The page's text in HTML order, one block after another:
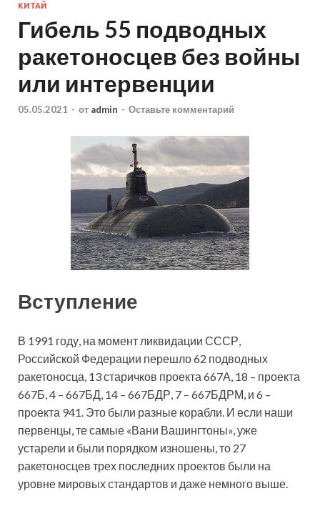
КИТАЙ
Гибель 55 подводных
ракетоносцев без войны
или интервенции
05.05.2021 - от admin - Оставьте комментарий
Вступление
В 1991 году, на момент ликвидации СССР,
Российской Федерации перешло 62 подводных
ракетоносца, 13 старичков проекта 667А, 18 – проекта
667Б, 4 – 667БД, 14 – 667БДР, 7 – 667БДРМ, и 6 –
проекта 941. Это были разные корабли. И если наши
первенцы, те самые «Вани Вашингтоны», уже
устарели и были порядком изношены, то 27
ракетоносцев трех последних проектов были на
уровне мировых стандартов и даже немного выше.